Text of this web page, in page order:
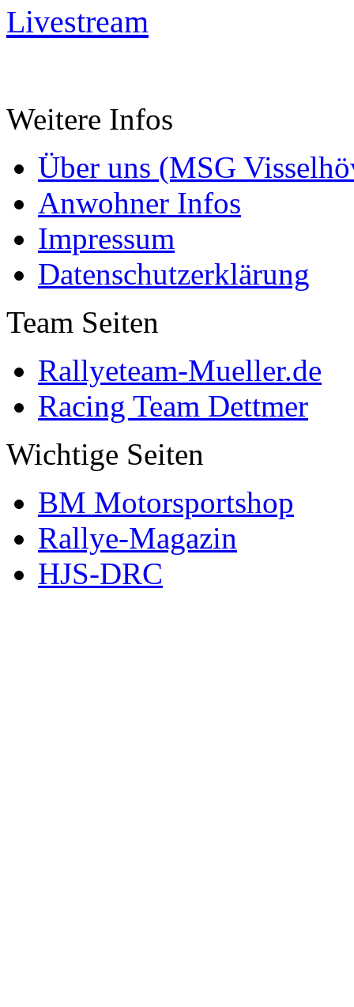
Livestream
Weitere Infos
Über uns (MSG
Anwohner Infos
Impressum
Datenschutzerklärung
Team Seiten
Rallyeteam-Mueller.de
Racing Team Dettmer
Wichtige Seiten
BM Motorsportshop
Rallye-Magazin
HJS-DRC